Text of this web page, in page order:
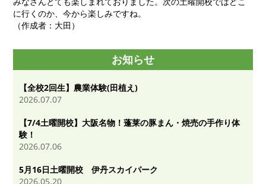
に行くのか、今から楽しみですね。
（作成者：大田）
お知らせ
【全校2回生】農業体験(田植え)
2026.07.07
【7/4土曜開校】大阪名物！蓬莱の豚まん・焼売の手作り体
験！
2026.07.06
5月16日土曜開校 伊丹スカイパーク
2026.05.20